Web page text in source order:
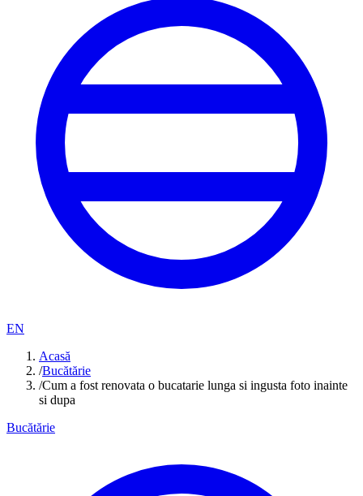
EN
Acasă
/Bucătărie
/Cum a fost renovata o bucatarie lunga si ingusta foto inainte
si dupa
Bucătărie